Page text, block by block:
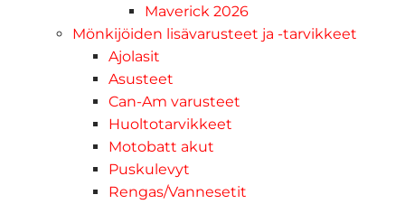
Maverick 2026
Mönkijöiden lisävarusteet ja -tarvikkeet
Ajolasit
Asusteet
Can-Am varusteet
Huoltotarvikkeet
Motobatt akut
Puskulevyt
Rengas/Vannesetit